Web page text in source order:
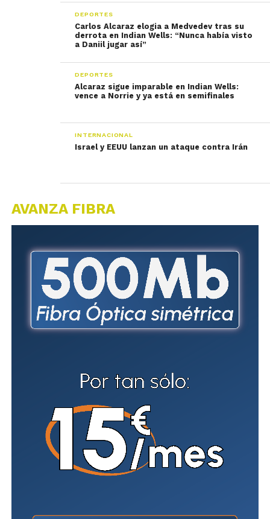
DEPORTES
Carlos Alcaraz elogia a Medvedev tras su
derrota en Indian Wells: “Nunca había visto
a Daniil jugar así”
DEPORTES
Alcaraz sigue imparable en Indian Wells:
vence a Norrie y ya está en semifinales
INTERNACIONAL
Israel y EEUU lanzan un ataque contra Irán
AVANZA FIBRA